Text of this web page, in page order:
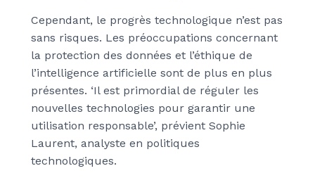
Cependant, le progrès technologique n’est pas
sans risques. Les préoccupations concernant
la protection des données et l’éthique de
l’intelligence artificielle sont de plus en plus
présentes. ‘Il est primordial de réguler les
nouvelles technologies pour garantir une
utilisation responsable’, prévient Sophie
Laurent, analyste en politiques
technologiques.